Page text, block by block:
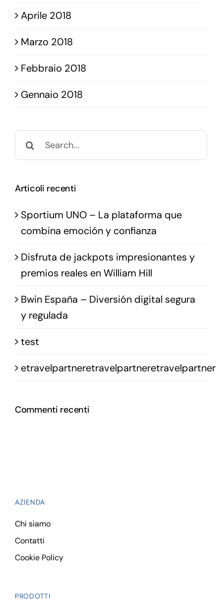
Aprile 2018
Marzo 2018
Febbraio 2018
Gennaio 2018
Search
for:
Articoli recenti
Sportium UNO – La plataforma que
combina emoción y confianza
Disfruta de jackpots impresionantes y
premios reales en William Hill
Bwin España – Diversión digital segura
y regulada
test
etravelpartneretravelpartneretravelpartner
Commenti recenti
AZIENDA
Chi siamo
Contatti
Cookie Policy
PRODOTTI